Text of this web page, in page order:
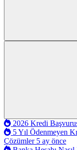
2026 Kredi
5 Yıl Ödenmeyen
Çözümler 5 ay önce